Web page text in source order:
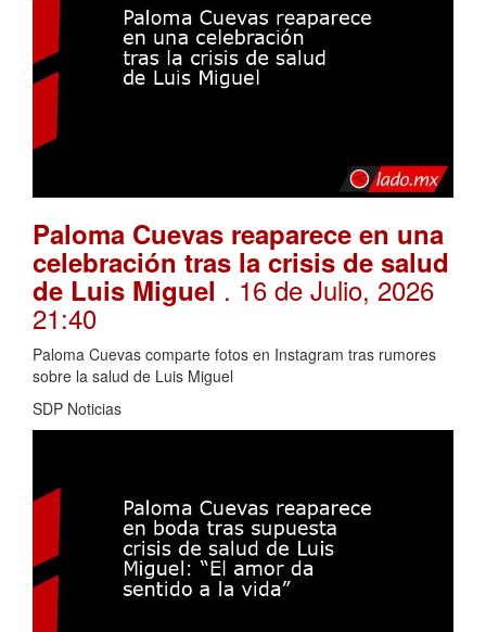
Paloma Cuevas reaparece en una
celebración tras la crisis de salud
de Luis Miguel . 16 de Julio, 2026
21:40
Paloma Cuevas comparte fotos en Instagram tras rumores
sobre la salud de Luis Miguel
SDP Noticias